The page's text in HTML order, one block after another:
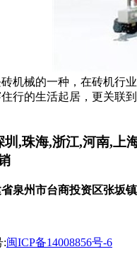
机械的一种，在砖机行
行的生活起居，更关联
,珠海,浙江,河南,上
泉州市台商投资区张坂
:闽ICP备14008856号-6